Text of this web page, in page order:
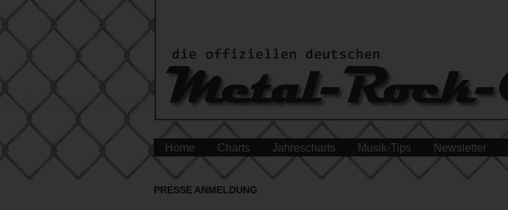
Home Charts Jahrescharts Musik-Tips Newsletter
PRESSE ANMELDUNG